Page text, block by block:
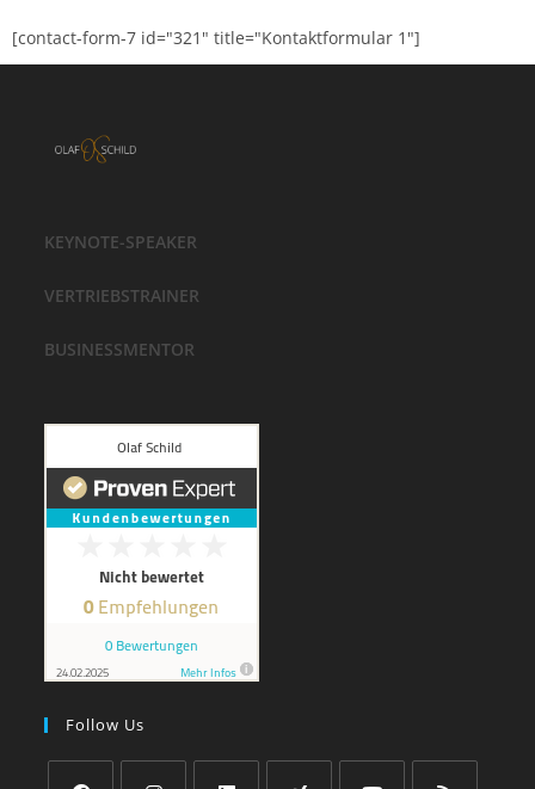
[contact-form-7 id="321" title="Kontaktformular 1"]
KEYNOTE-SPEAKER
VERTRIEBSTRAINER
BUSINESSMENTOR
Follow Us